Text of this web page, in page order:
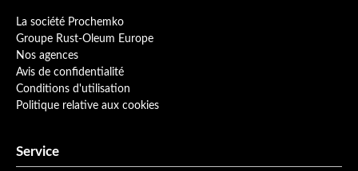
La société Prochemko
Groupe Rust-Oleum Europe
Nos agences
Avis de confidentialité
Conditions d'utilisation
Politique relative aux cookies
Service